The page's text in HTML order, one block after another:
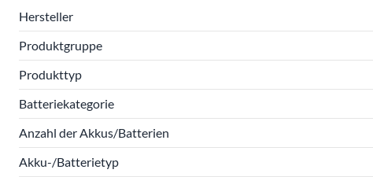
Hersteller
Produktgruppe
Produkttyp
Batteriekategorie
Anzahl der Akkus/Batterien
Akku-/Batterietyp